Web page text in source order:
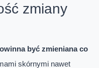
zmiany
być zmieniana co
skórnymi nawet